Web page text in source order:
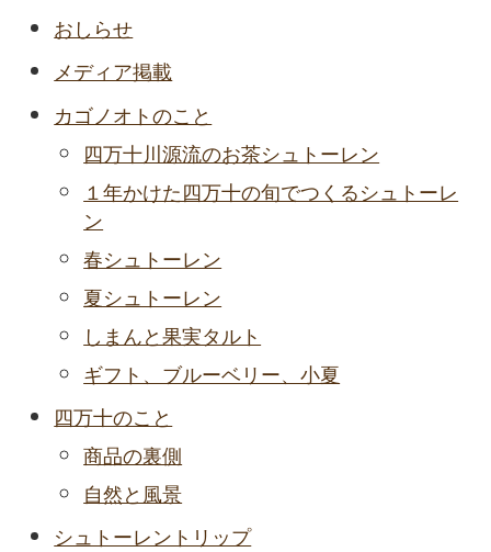
おしらせ
メディア掲載
カゴノオトのこと
四万十川源流のお茶シュトーレン
１年かけた四万十の旬でつくるシュトーレ
ン
春シュトーレン
夏シュトーレン
しまんと果実タルト
ギフト、ブルーベリー、小夏
四万十のこと
商品の裏側
自然と風景
シュトーレントリップ